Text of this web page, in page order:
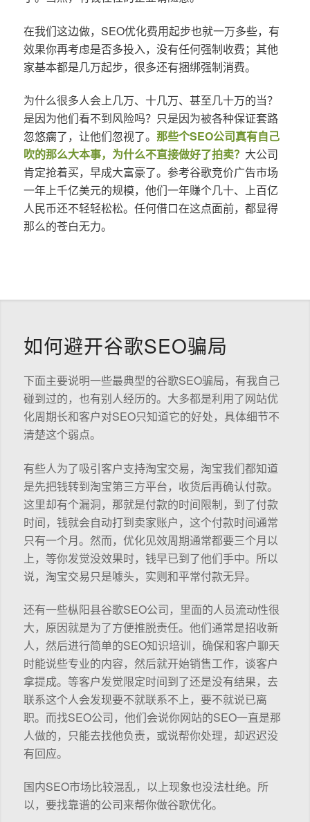
在我们这边做，SEO优化费用起步也就一万多些，有
效果你再考虑是否多投入，没有任何强制收费；其他
家基本都是几万起步，很多还有捆绑强制消费。
为什么很多人会上几万、十几万、甚至几十万的当？
是因为他们看不到风险吗？只是因为被各种保证套路
忽悠瘸了，让他们忽视了。 那些个SEO公司真有自己
吹的那么大本事，为什么不直接做好了拍卖？ 大公司
肯定抢着买，早成大富豪了。参考谷歌竞价广告市场
一年上千亿美元的规模，他们一年赚个几十、上百亿
人民币还不轻轻松松。任何借口在这点面前，都显得
那么的苍白无力。
如何避开谷歌SEO骗局
下面主要说明一些最典型的谷歌SEO骗局，有我自己
碰到过的，也有别人经历的。大多都是利用了网站优
化周期长和客户对SEO只知道它的好处，具体细节不
清楚这个弱点。
有些人为了吸引客户支持淘宝交易，淘宝我们都知道
是先把钱转到淘宝第三方平台，收货后再确认付款。
这里却有个漏洞，那就是付款的时间限制，到了付款
时间，钱就会自动打到卖家账户，这个付款时间通常
只有一个月。然而，优化见效周期通常都要三个月以
上，等你发觉没效果时，钱早已到了他们手中。所以
说，淘宝交易只是噱头，实则和平常付款无异。
还有一些枞阳县谷歌SEO公司，里面的人员流动性很
大，原因就是为了方便推脱责任。他们通常是招收新
人，然后进行简单的SEO知识培训，确保和客户聊天
时能说些专业的内容，然后就开始销售工作，谈客户
拿提成。等客户发觉限定时间到了还是没有结果，去
联系这个人会发现要不就联系不上，要不就说已离
职。而找SEO公司，他们会说你网站的SEO一直是那
人做的，只能去找他负责，或说帮你处理，却迟迟没
有回应。
国内SEO市场比较混乱，以上现象也没法杜绝。所
以，要找靠谱的公司来帮你做谷歌优化。